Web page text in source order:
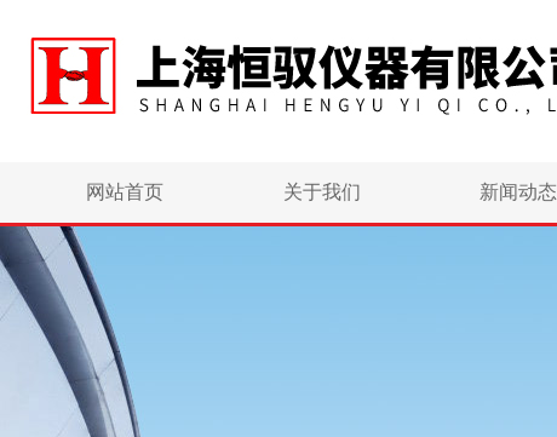
网站首页 关于我们 新闻动态